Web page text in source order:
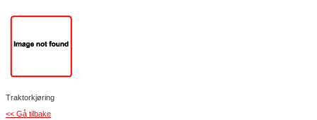
Traktorkjøring
<< Gå tilbake